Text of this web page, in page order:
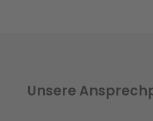
Unsere